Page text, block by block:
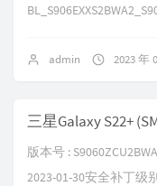
admin 2023 年
版本号 :
2023-01-30安全补丁级